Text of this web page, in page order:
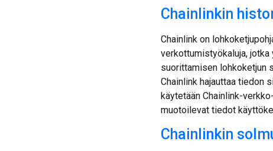
Chainlinkin
Chainlink on
verkottumistyökaluja,
suorittamisen lohkoketjun
Chainlink hajauttaa tiedon
käytetään Chainlink-
muotoilevat tiedot
Chainlinkin